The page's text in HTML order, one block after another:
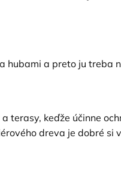
hubami a preto ju
terasy, keďže účinne
dreva je dobré si